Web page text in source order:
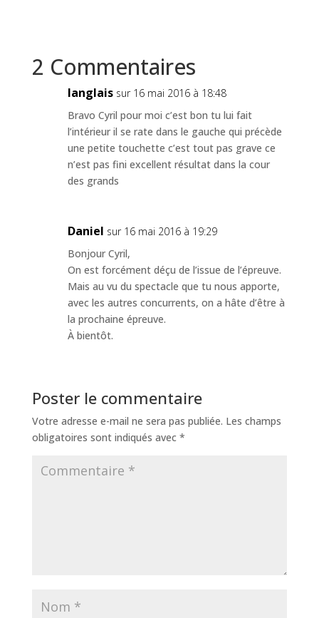
2 Commentaires
langlais sur 16 mai 2016 à 18:48
Bravo Cyril pour moi c’est bon tu lui fait
l’intérieur il se rate dans le gauche qui précède
une petite touchette c’est tout pas grave ce
n’est pas fini excellent résultat dans la cour
des grands
Daniel sur 16 mai 2016 à 19:29
Bonjour Cyril,
On est forcément déçu de l’issue de l’épreuve.
Mais au vu du spectacle que tu nous apporte,
avec les autres concurrents, on a hâte d’être à
la prochaine épreuve.
À bientôt.
Poster le commentaire
Votre adresse e-mail ne sera pas publiée. Les champs
obligatoires sont indiqués avec *